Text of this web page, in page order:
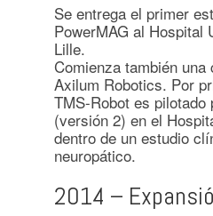
Se entrega el primer
PowerMAG al Hospital
Lille.
Comienza también
Axilum Robotics. Por
TMS-Robot es pilotado
(versión 2) en el
dentro de un estudio
neuropático.
2014 –